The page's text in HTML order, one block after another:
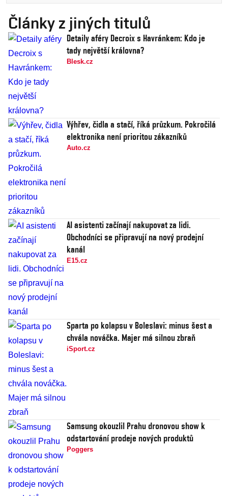
Články z jiných titulů
Detaily aféry Decroix s Havránkem: Kdo je
tady největší královna?
Blesk.cz
Výhřev, čidla a stačí, říká průzkum. Pokročilá
elektronika není prioritou zákazníků
Auto.cz
AI asistenti začínají nakupovat za lidi.
Obchodníci se připravují na nový prodejní
kanál
E15.cz
Sparta po kolapsu v Boleslavi: minus šest a
chvála nováčka. Majer má silnou zbraň
iSport.cz
Samsung okouzlil Prahu dronovou show k
odstartování prodeje nových produktů
Poggers